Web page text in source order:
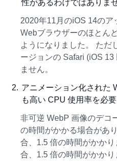
性があるわけではありませ
2020年11月のiOS 14のア
Webブラウザーのほとん
ようになりました。 ただ
ージョンの Safari (iOS
ません。
アニメーション化された
も高い CPU 使用率を必要
非可逆 WebP 画像のデコ
の時間がかかる場合があ
合、1.5 倍の時間がかか
合、1.5 倍の時間がかかり